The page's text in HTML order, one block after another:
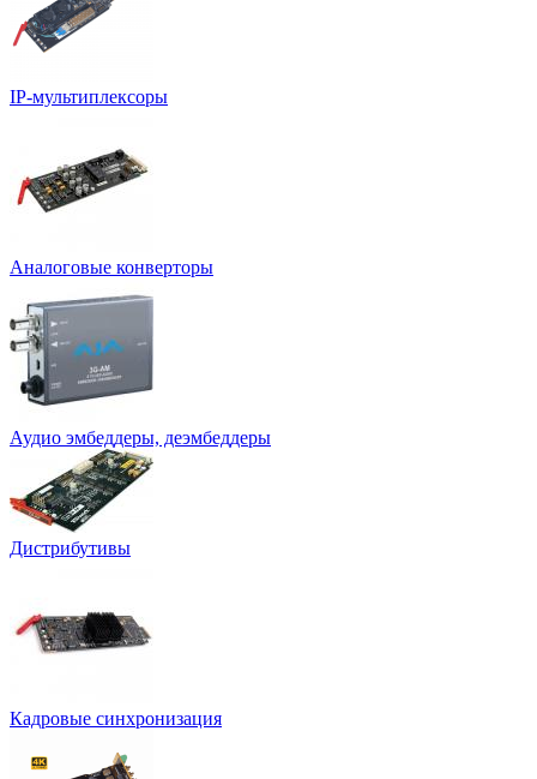
IP-мультиплексоры
Аналоговые конверторы
Аудио эмбеддеры, деэмбеддеры
Дистрибутивы
Кадровые синхронизация